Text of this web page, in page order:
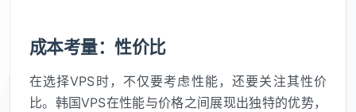
成本考量：性价比
在选择VPS时，不仅要考虑性能，还要关注其性价
比。韩国VPS在性能与价格之间展现出独特的优势，